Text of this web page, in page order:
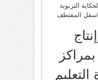
التربوية
اسفل المقتطف